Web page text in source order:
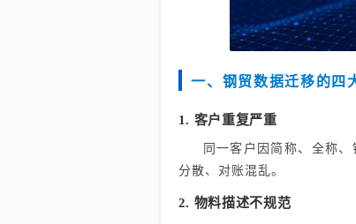
一、钢贸数据迁移的四
1. 客户重复严重
同一客户因简称、全称
分散、对账混乱。
2. 物料描述不规范